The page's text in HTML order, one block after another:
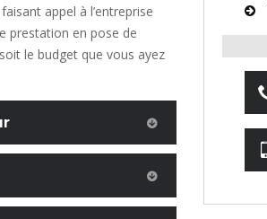
appel à l’entreprise
prestation en pose de
le budget que vous ayez